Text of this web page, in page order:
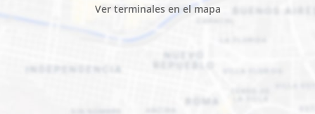
Ver terminales en el mapa